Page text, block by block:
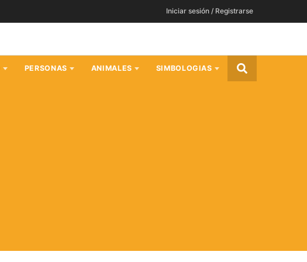
Iniciar sesión / Registrarse
PERSONAS ANIMALES SIMBOLOGIAS